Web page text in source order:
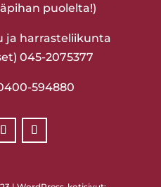
puolelta!)
ja harrasteliikunta
045-2075377
594880